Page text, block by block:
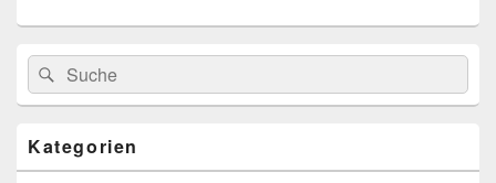
Search
for:
Suche
Kategorien